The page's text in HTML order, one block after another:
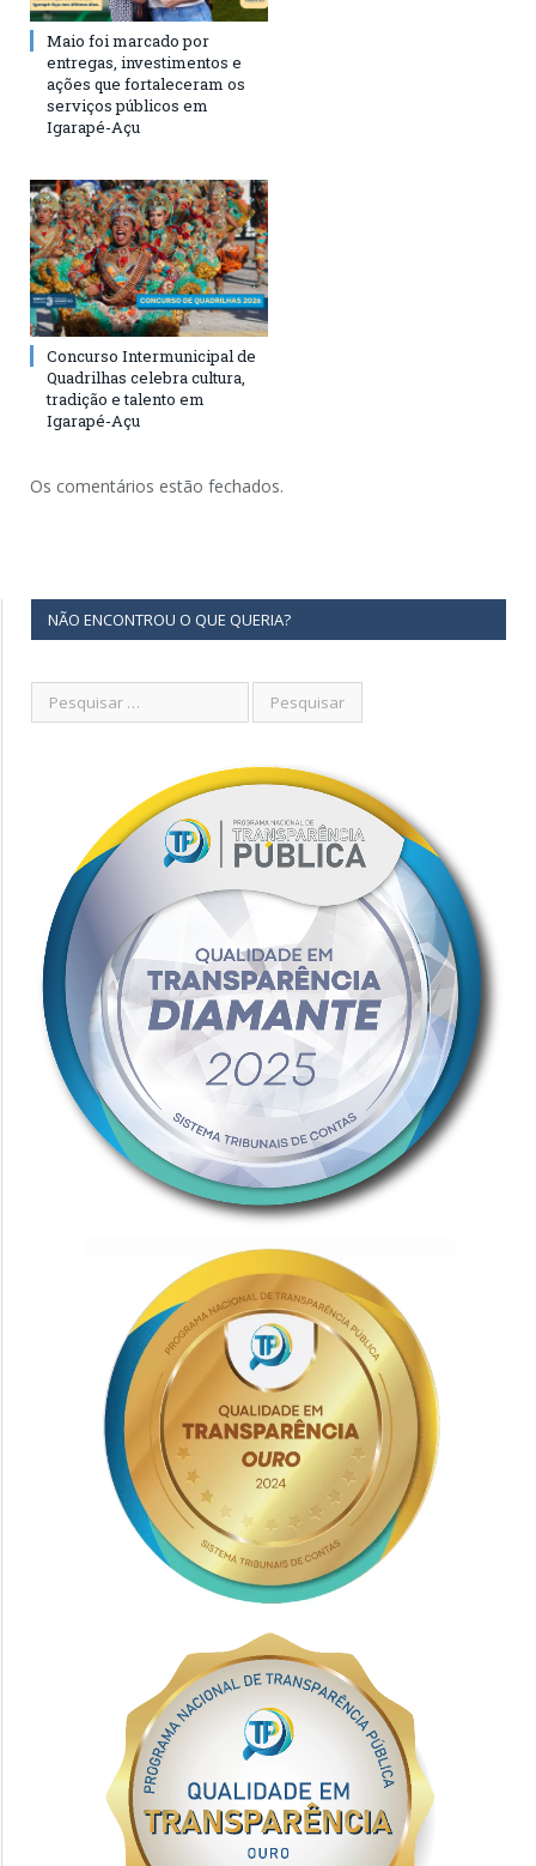
Maio foi marcado por
entregas, investimentos e
ações que fortaleceram os
serviços públicos em
Igarapé-Açu
Concurso Intermunicipal de
Quadrilhas celebra cultura,
tradição e talento em
Igarapé-Açu
Os comentários estão fechados.
NÃO ENCONTROU O QUE QUERIA?